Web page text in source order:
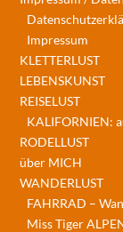
Impressum
KLETTERLUST
LEBENSKUNST
REISELUST
KALIFORNIEN:
RODELLUST
über MICH
WANDERLUST
FAHRRAD –
Miss Tiger